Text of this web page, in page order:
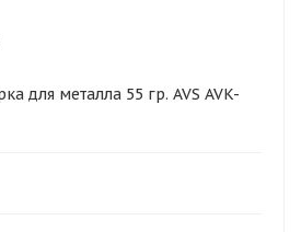
для металла 55 гр. AVS AVK-